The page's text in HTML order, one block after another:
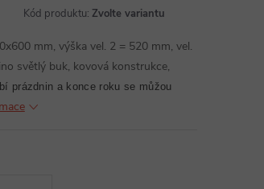
Kód produktu: Zvolte variantu
mm, výška vel. 2 = 520 mm, vel.
světlý buk, kovová konstrukce,
prázdnin a konce roku se můžou